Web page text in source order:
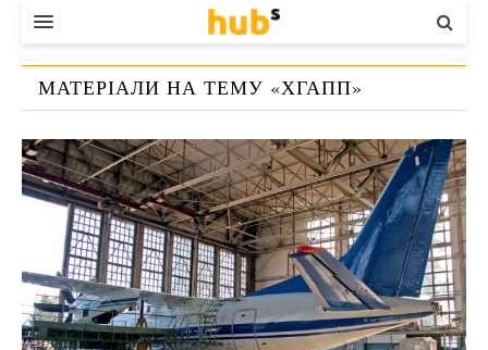
ВЛАДА
ЕКОНОМІКА
БІЗНЕС
СТАРТЕР
КОНТАКТИ
МАТЕРІАЛИ НА ТЕМУ «ХГАПП»